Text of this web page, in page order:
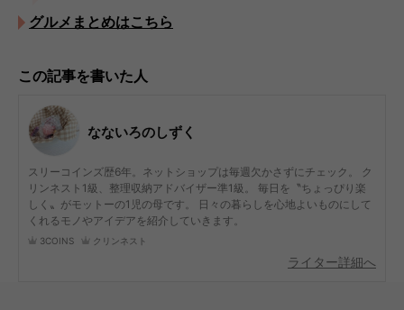
グルメまとめはこちら
この記事を書いた人
なないろのしずく
スリーコインズ歴6年。ネットショップは毎週欠かさずにチェック。 ク
リンネスト1級、整理収納アドバイザー準1級。 毎日を〝ちょっぴり楽
しく〟がモットーの1児の母です。 日々の暮らしを心地よいものにして
くれるモノやアイデアを紹介していきます。
3COINS クリンネスト
ライター詳細へ